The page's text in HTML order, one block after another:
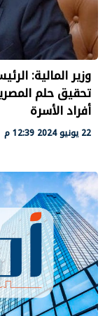
وزير المالية:
تحقيق حلم
أفراد الأسرة
22 يونيو 2024 12:39 م